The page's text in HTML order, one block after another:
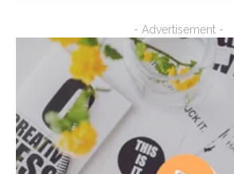
- Advertisement -